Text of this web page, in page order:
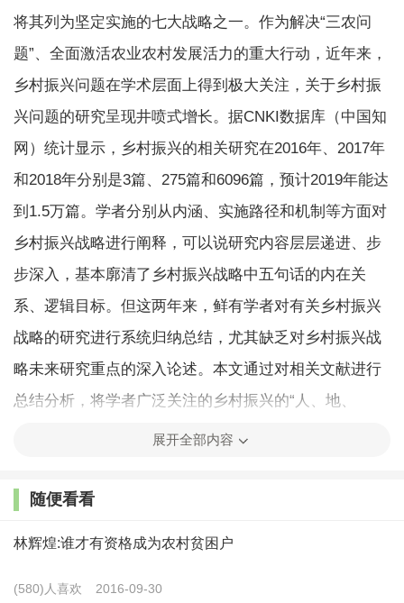
将其列为坚定实施的七大战略之一。作为解决“三农问
题”、全面激活农业农村发展活力的重大行动，近年来，
乡村振兴问题在学术层面上得到极大关注，关于乡村振
兴问题的研究呈现井喷式增长。据CNKI数据库（中国知
网）统计显示，乡村振兴的相关研究在2016年、2017年
和2018年分别是3篇、275篇和6096篇，预计2019年能达
到1.5万篇。学者分别从内涵、实施路径和机制等方面对
乡村振兴战略进行阐释，可以说研究内容层层递进、步
步深入，基本廓清了乡村振兴战略中五句话的内在关
系、逻辑目标。但这两年来，鲜有学者对有关乡村振兴
战略的研究进行系统归纳总结，尤其缺乏对乡村振兴战
略未来研究重点的深入论述。本文通过对相关文献进行
总结分析，将学者广泛关注的乡村振兴的“人、地、
钱”资本要素激活以及制度化构建等问题进行归纳，并将
革、农民内生动力激发这四大关系的研究现状进行梳
展开全部内容
随便看看
林辉煌:谁才有资格成为农村贫困户
(580)人喜欢 2016-09-30